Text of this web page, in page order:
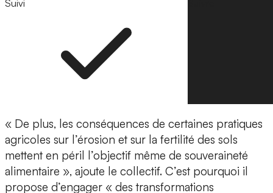
Suivi
« De plus, les conséquences de certaines pratiques
agricoles sur l’érosion et sur la fertilité des sols
mettent en péril l’objectif même de souveraineté
alimentaire », ajoute le collectif. C’est pourquoi il
propose d’engager « des transformations